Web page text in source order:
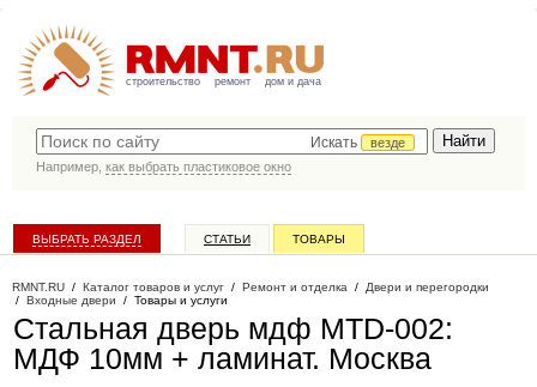
строительство ремонт дом и дача
Искать
везде
Например, как выбрать пластиковое окно
ВЫБРАТЬ РАЗДЕЛ СТАТЬИ ТОВАРЫ
RMNT.RU / Каталог товаров и услуг / Ремонт и отделка / Двери и перегородки
/ Входные двери / Товары и услуги
Стальная дверь мдф MTD-002:
МДФ 10мм + ламинат. Москва